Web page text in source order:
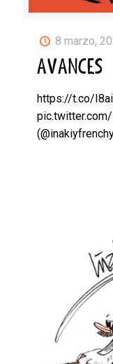
8 marzo,
AVANCES
https://t.co/